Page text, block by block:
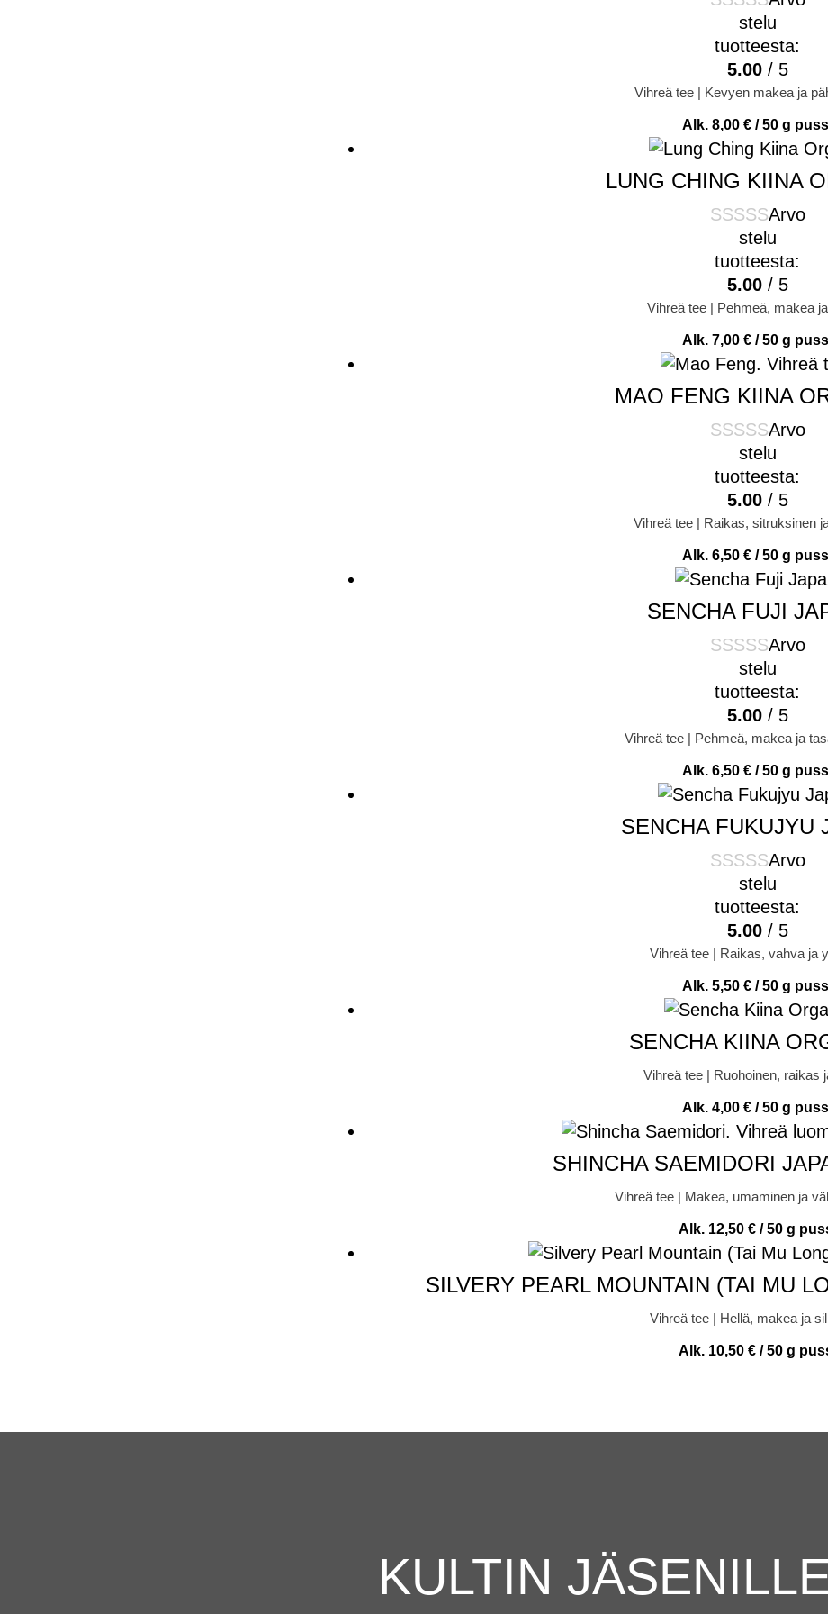
stelu
tuotteesta:
5.00/ 5
Vihreä tee | Kevyen makea ja
Alk. 8,00 € / 50 g
LUNG CHING KIINA
Arvo
stelu
tuotteesta:
5.00/ 5
Vihreä tee | Pehmeä, makea
Alk. 7,00 € / 50 g
MAO FENG KIINA
Arvo
stelu
tuotteesta:
5.00/ 5
Vihreä tee | Raikas, sitruksinen
Alk. 6,50 € / 50 g
SENCHA FUJI
Arvo
stelu
tuotteesta:
5.00/ 5
Vihreä tee | Pehmeä, makea ja
Alk. 6,50 € / 50 g
SENCHA FUKUJYU
Arvo
stelu
tuotteesta:
5.00/ 5
Vihreä tee | Raikas, vahva ja
Alk. 5,50 € / 50 g
SENCHA KIINA
Vihreä tee | Ruohoinen, raikas
Alk. 4,00 € / 50 g
SHINCHA SAEMIDORI
Vihreä tee | Makea, umaminen ja
Alk. 12,50 €/ 50 g
SILVERY PEARL MOUNTAIN (TAI MU
Vihreä tee | Hellä, makea ja
Alk. 10,50 €/ 50 g
KULTIN